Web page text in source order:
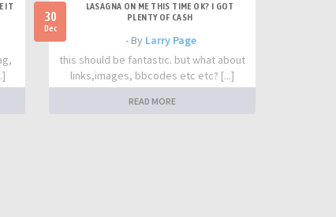
IT
30
Dec
LASAGNA ON ME THIS TIME OK? I GOT
PLENTY OF CASH
- By Larry Page
this should be fantastic. but what about
links,images, bbcodes etc etc? [...]
READ MORE